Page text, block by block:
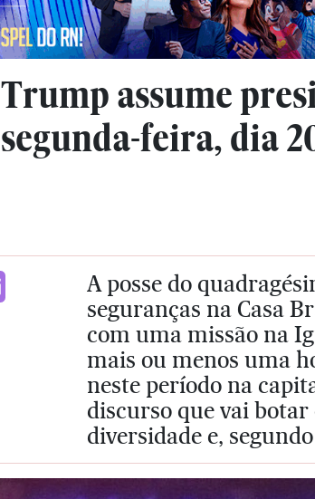
Trump assume
segunda-feira, dia
A posse do
seguranças na Casa
com uma missão na
mais ou menos uma
neste período na
discurso que vai
diversidade e,